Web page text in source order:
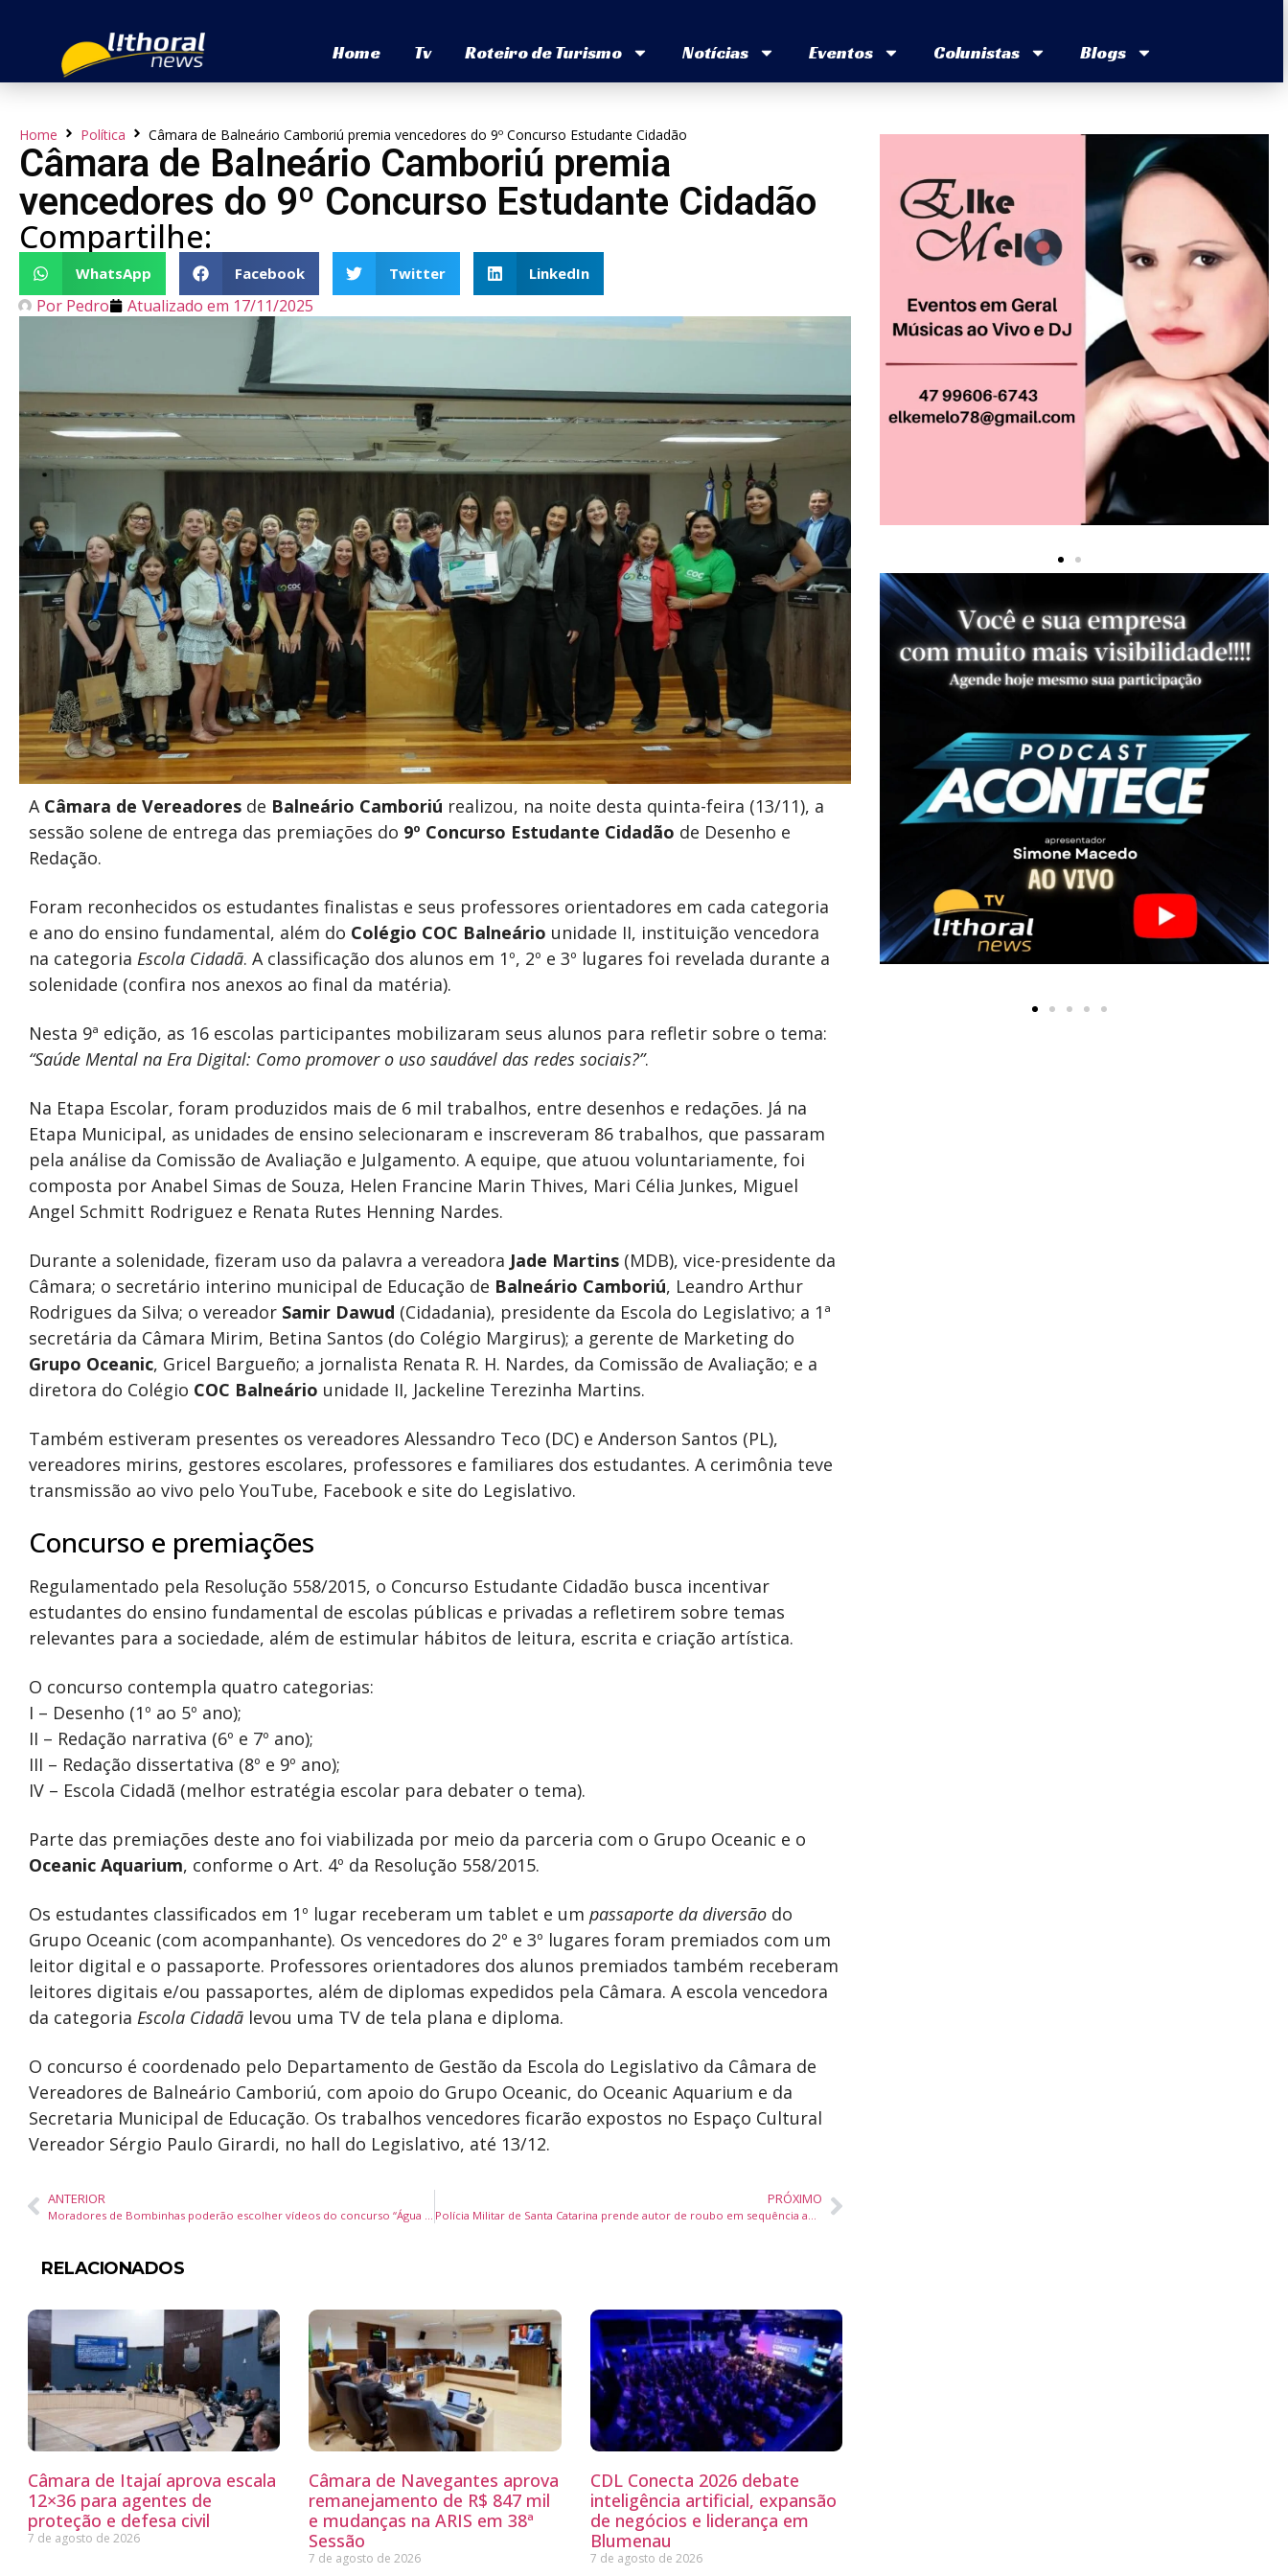
Home Tv Roteiro de Turismo Notícias Eventos Colunistas Blogs
Home Política Câmara de Balneário Camboriú premia vencedores do 9º Concurso Estudante Cidadão
Câmara de Balneário Camboriú premia
vencedores do 9º Concurso Estudante Cidadão
Compartilhe:
WhatsApp Facebook Twitter LinkedIn
Por Pedro Atualizado em 17/11/2025
A Câmara de Vereadores de Balneário Camboriú realizou, na noite desta quinta-feira (13/11), a
sessão solene de entrega das premiações do 9º Concurso Estudante Cidadão de Desenho e
Redação.
Foram reconhecidos os estudantes finalistas e seus professores orientadores em cada categoria
e ano do ensino fundamental, além do Colégio COC Balneário unidade II, instituição vencedora
na categoria Escola Cidadã. A classificação dos alunos em 1º, 2º e 3º lugares foi revelada durante a
solenidade (confira nos anexos ao final da matéria).
Nesta 9ª edição, as 16 escolas participantes mobilizaram seus alunos para refletir sobre o tema:
“Saúde Mental na Era Digital: Como promover o uso saudável das redes sociais?”.
Na Etapa Escolar, foram produzidos mais de 6 mil trabalhos, entre desenhos e redações. Já na
Etapa Municipal, as unidades de ensino selecionaram e inscreveram 86 trabalhos, que passaram
pela análise da Comissão de Avaliação e Julgamento. A equipe, que atuou voluntariamente, foi
composta por Anabel Simas de Souza, Helen Francine Marin Thives, Mari Célia Junkes, Miguel
Angel Schmitt Rodriguez e Renata Rutes Henning Nardes.
Durante a solenidade, fizeram uso da palavra a vereadora Jade Martins (MDB), vice-presidente da
Câmara; o secretário interino municipal de Educação de Balneário Camboriú, Leandro Arthur
Rodrigues da Silva; o vereador Samir Dawud (Cidadania), presidente da Escola do Legislativo; a 1ª
secretária da Câmara Mirim, Betina Santos (do Colégio Margirus); a gerente de Marketing do
Grupo Oceanic, Gricel Bargueño; a jornalista Renata R. H. Nardes, da Comissão de Avaliação; e a
diretora do Colégio COC Balneário unidade II, Jackeline Terezinha Martins.
Também estiveram presentes os vereadores Alessandro Teco (DC) e Anderson Santos (PL),
vereadores mirins, gestores escolares, professores e familiares dos estudantes. A cerimônia teve
transmissão ao vivo pelo YouTube, Facebook e site do Legislativo.
Concurso e premiações
Regulamentado pela Resolução 558/2015, o Concurso Estudante Cidadão busca incentivar
estudantes do ensino fundamental de escolas públicas e privadas a refletirem sobre temas
relevantes para a sociedade, além de estimular hábitos de leitura, escrita e criação artística.
O concurso contempla quatro categorias:
I – Desenho (1º ao 5º ano);
II – Redação narrativa (6º e 7º ano);
III – Redação dissertativa (8º e 9º ano);
IV – Escola Cidadã (melhor estratégia escolar para debater o tema).
Parte das premiações deste ano foi viabilizada por meio da parceria com o Grupo Oceanic e o
Oceanic Aquarium, conforme o Art. 4º da Resolução 558/2015.
Os estudantes classificados em 1º lugar receberam um tablet e um passaporte da diversão do
Grupo Oceanic (com acompanhante). Os vencedores do 2º e 3º lugares foram premiados com um
leitor digital e o passaporte. Professores orientadores dos alunos premiados também receberam
leitores digitais e/ou passaportes, além de diplomas expedidos pela Câmara. A escola vencedora
da categoria Escola Cidadã levou uma TV de tela plana e diploma.
O concurso é coordenado pelo Departamento de Gestão da Escola do Legislativo da Câmara de
Vereadores de Balneário Camboriú, com apoio do Grupo Oceanic, do Oceanic Aquarium e da
Secretaria Municipal de Educação. Os trabalhos vencedores ficarão expostos no Espaço Cultural
Vereador Sérgio Paulo Girardi, no hall do Legislativo, até 13/12.
ANTERIOR PRÓXIMO
RELACIONADOS
Câmara de Itajaí aprova escala
12×36 para agentes de
proteção e defesa civil
7 de agosto de 2026
Câmara de Navegantes aprova
remanejamento de R$ 847 mil
e mudanças na ARIS em 38ª
Sessão
7 de agosto de 2026
CDL Conecta 2026 debate
inteligência artificial, expansão
de negócios e liderança em
Blumenau
7 de agosto de 2026